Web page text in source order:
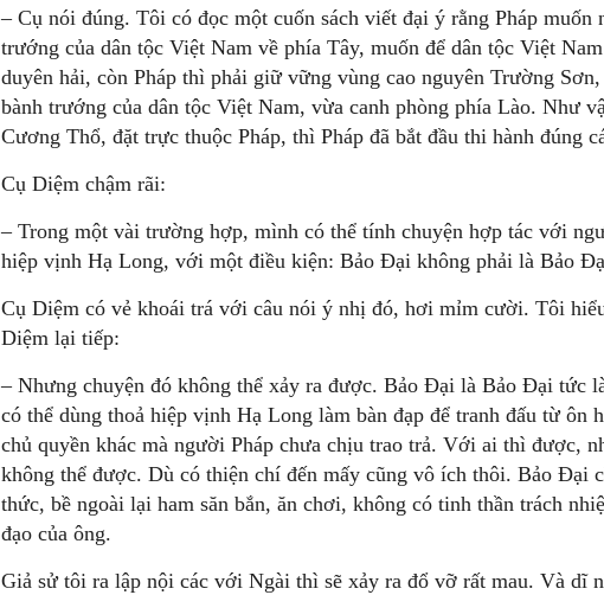
– Cụ nói đúng. Tôi có đọc một cuốn sách viết đại ý rằng Pháp muốn
trướng của dân tộc Việt Nam về phía Tây, muốn để dân tộc Việt
duyên hải, còn Pháp thì phải giữ vững vùng cao nguyên Trường
bành trướng của dân tộc Việt Nam, vừa canh phòng phía Lào. Như
Cương Thổ, đặt trực thuộc Pháp, thì Pháp đã bắt đầu thi hành đúng
Cụ Diệm chậm rãi:
– Trong một vài trường hợp, mình có thể tính chuyện hợp tác với
hiệp vịnh Hạ Long, với một điều kiện: Bảo Đại không phải là Bảo
Cụ Diệm có vẻ khoái trá với câu nói ý nhị đó, hơi mỉm cười. Tôi
Diệm lại tiếp:
– Nhưng chuyện đó không thể xảy ra được. Bảo Đại là Bảo Đại tức
có thể dùng thoả hiệp vịnh Hạ Long làm bàn đạp để tranh đấu từ ôn
chủ quyền khác mà người Pháp chưa chịu trao trả. Với ai thì được,
không thể được. Dù có thiện chí đến mấy cũng vô ích thôi. Bảo Đại
thức, bề ngoài lại ham săn bắn, ăn chơi, không có tinh thần trách
đạo của ông.
Giả sử tôi ra lập nội các với Ngài thì sẽ xảy ra đổ vỡ rất mau. Và dĩ